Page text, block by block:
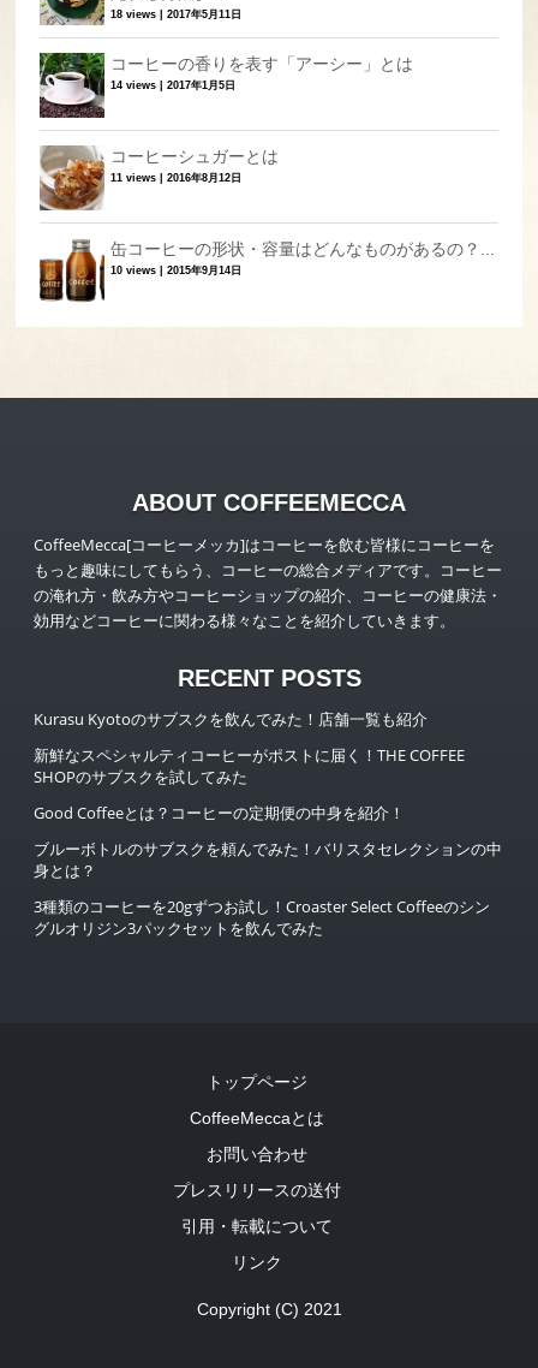
18 views |2017年5月11日
コーヒーの香りを表す「アーシー」とは
14 views |2017年1月5日
コーヒーシュガーとは
11 views |2016年8月12日
缶コーヒーの形状・容量はどんなものがあるの？...
10 views |2015年9月14日
ABOUT COFFEEMECCA
CoffeeMecca[コーヒーメッカ]はコーヒーを飲む皆様にコーヒーを
もっと趣味にしてもらう、コーヒーの総合メディアです。コーヒー
の淹れ方・飲み方やコーヒーショップの紹介、コーヒーの健康法・
効用などコーヒーに関わる様々なことを紹介していきます。
RECENT POSTS
Kurasu Kyotoのサブスクを飲んでみた！店舗一覧も紹介
新鮮なスペシャルティコーヒーがポストに届く！THE COFFEE
SHOPのサブスクを試してみた
Good Coffeeとは？コーヒーの定期便の中身を紹介！
ブルーボトルのサブスクを頼んでみた！バリスタセレクションの中
身とは？
3種類のコーヒーを20gずつお試し！Croaster Select Coffeeのシン
グルオリジン3パックセットを飲んでみた
トップページ
CoffeeMeccaとは
お問い合わせ
プレスリリースの送付
引用・転載について
リンク
Copyright (C) 2021